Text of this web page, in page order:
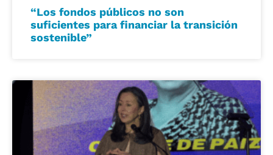
“Los fondos públicos no son
suficientes para financiar la transición
sostenible”